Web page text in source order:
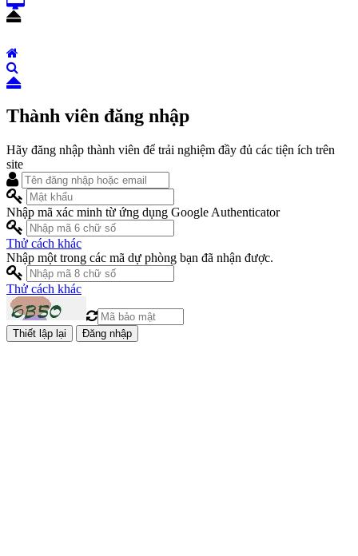
Thành viên đăng nhập
Hãy đăng nhập thành viên để trải nghiệm đầy đủ các tiện ích trên
site
Nhập mã xác minh từ ứng dụng Google Authenticator
Thử cách khác
Nhập một trong các mã dự phòng bạn đã nhận được.
Thử cách khác
Đăng nhập